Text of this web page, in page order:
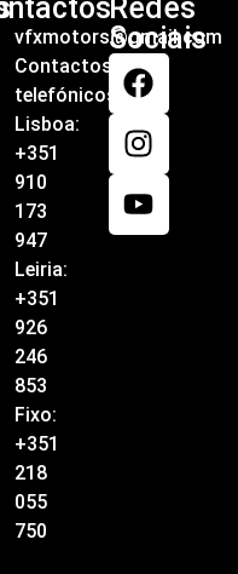
vfxmotors@gmail.com
Contactos
telefónicos
Lisboa:
+351
910
173
947
Leiria:
+351
926
246
853
Fixo:
+351
Redes
Sociais